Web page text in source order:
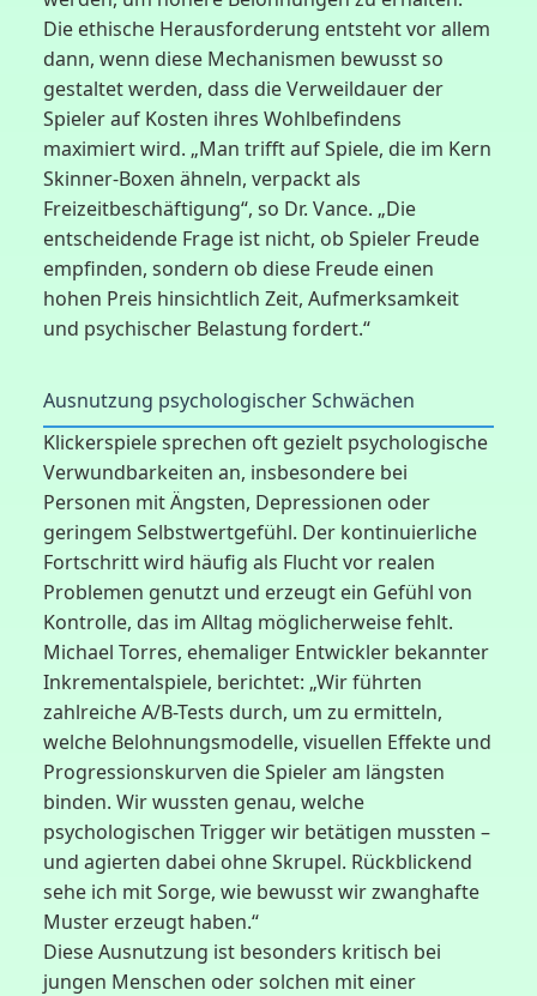
Die ethische Herausforderung entsteht vor allem
dann, wenn diese Mechanismen bewusst so
gestaltet werden, dass die Verweildauer der
Spieler auf Kosten ihres Wohlbefindens
maximiert wird. „Man trifft auf Spiele, die im Kern
Skinner-Boxen ähneln, verpackt als
Freizeitbeschäftigung“, so Dr. Vance. „Die
entscheidende Frage ist nicht, ob Spieler Freude
empfinden, sondern ob diese Freude einen
hohen Preis hinsichtlich Zeit, Aufmerksamkeit
und psychischer Belastung fordert.“
Ausnutzung psychologischer Schwächen
Klickerspiele sprechen oft gezielt psychologische
Verwundbarkeiten an, insbesondere bei
Personen mit Ängsten, Depressionen oder
geringem Selbstwertgefühl. Der kontinuierliche
Fortschritt wird häufig als Flucht vor realen
Problemen genutzt und erzeugt ein Gefühl von
Kontrolle, das im Alltag möglicherweise fehlt.
Michael Torres, ehemaliger Entwickler bekannter
Inkrementalspiele, berichtet: „Wir führten
zahlreiche A/B-Tests durch, um zu ermitteln,
welche Belohnungsmodelle, visuellen Effekte und
Progressionskurven die Spieler am längsten
binden. Wir wussten genau, welche
psychologischen Trigger wir betätigen mussten –
und agierten dabei ohne Skrupel. Rückblickend
sehe ich mit Sorge, wie bewusst wir zwanghafte
Muster erzeugt haben.“
Diese Ausnutzung ist besonders kritisch bei
jungen Menschen oder solchen mit einer